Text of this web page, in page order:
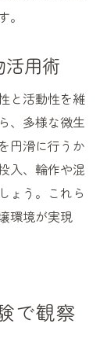
用術
と活動性を維
、多様な微生
円滑に行うか
入、輪作や混
ょう。これら
環境が実現
で観察